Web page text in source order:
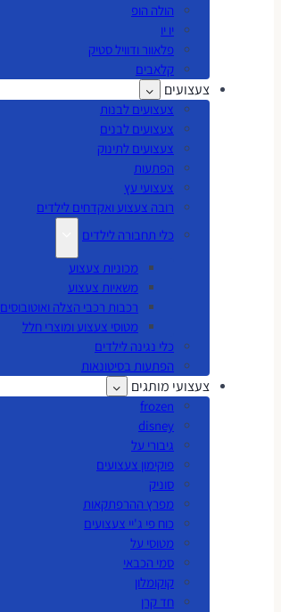
הולה הופ
יו יו
פלאוור ודוויל סטיק
קלאבים
צעצועים
צעצועים לבנות
צעצועים לבנים
צעצועים לתינוק
הפתעות
צעצועי עץ
רובה צעצוע ואקדחים לילדים
כלי תחבורה לילדים
מכוניות צעצוע
משאיות צעצוע
רכבות רכבי הצלה ואוטובוסים
מטוסי צעצוע ומוצרי חלל
כלי נגינה לילדים
הפתעות בסיטונאות
צעצועי מותגים
frozen
disney
גיבורי על
פוקימון צעצועים
סוניק
מפרץ ההרפתקאות
כוח פי ג'יי צעצועים
מטוסי על
סמי הכבאי
קוקומלון
חד קרן